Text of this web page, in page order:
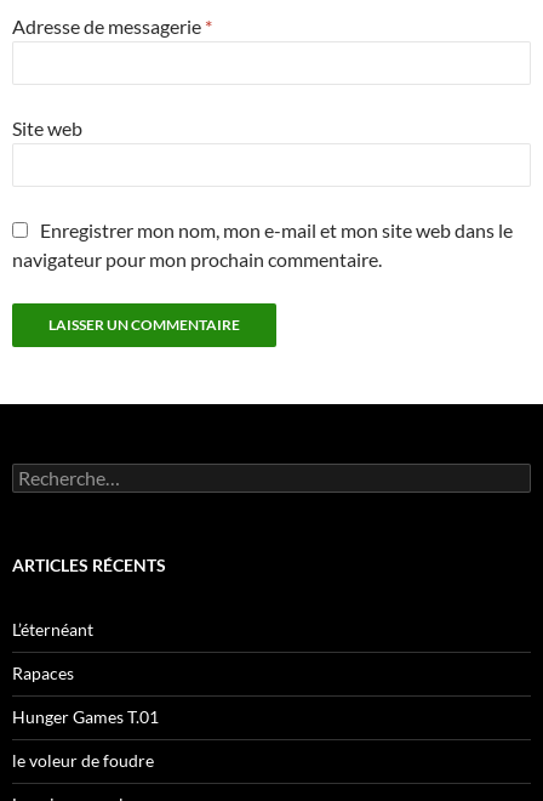
Adresse de messagerie *
Site web
Enregistrer mon nom, mon e-mail et mon site web dans le
navigateur pour mon prochain commentaire.
R
e
e
h
e
r
:
ARTICLES RÉCENTS
L’éternéant
Rapaces
Hunger Games T.01
le voleur de foudre